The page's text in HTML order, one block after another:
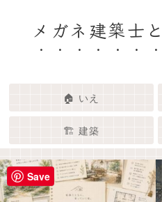
メガネ建築士
🏠 いえ
🏗️ 建築
Save